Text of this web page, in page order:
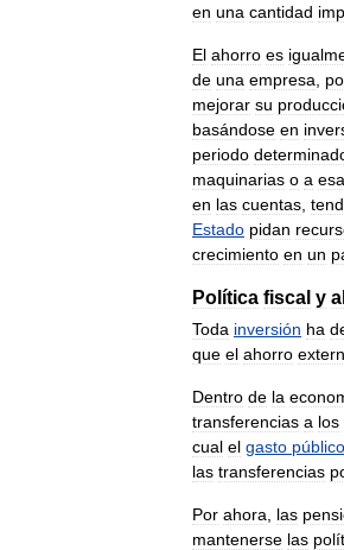
en una cantidad
El ahorro es
de una empresa
mejorar su
basándose en
periodo
maquinarias o a esa
en las cuentas
Estado pidan
crecimiento en un
Política fiscal y
Toda inversión ha
que el ahorro
Dentro de la
transferencias a los
cual el gasto público
las transferencias
Por ahora las
mantenerse las